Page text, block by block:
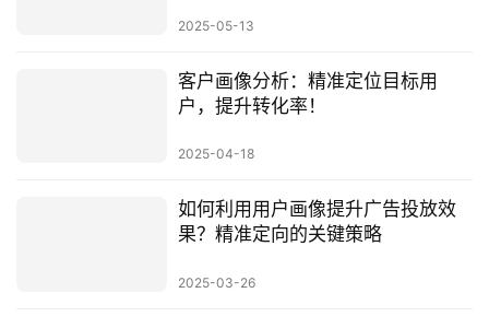
2025-05-13
客户画像分析：精准定位目标用
户，提升转化率！
2025-04-18
如何利用用户画像提升广告投放效
果？精准定向的关键策略
2025-03-26